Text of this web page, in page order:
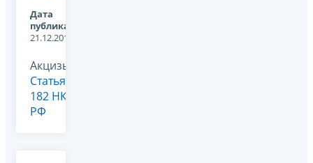
Дата
публикации:
21.12.2018
Акцизы,
Статья
182 НК
РФ